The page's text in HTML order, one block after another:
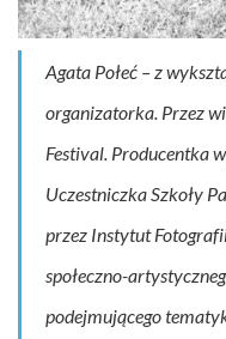
Agata Połeć – z
organizatorka. Przez
Festival. Producentka
Uczestniczka Szkoły
przez Instytut
społeczno-
podejmującego